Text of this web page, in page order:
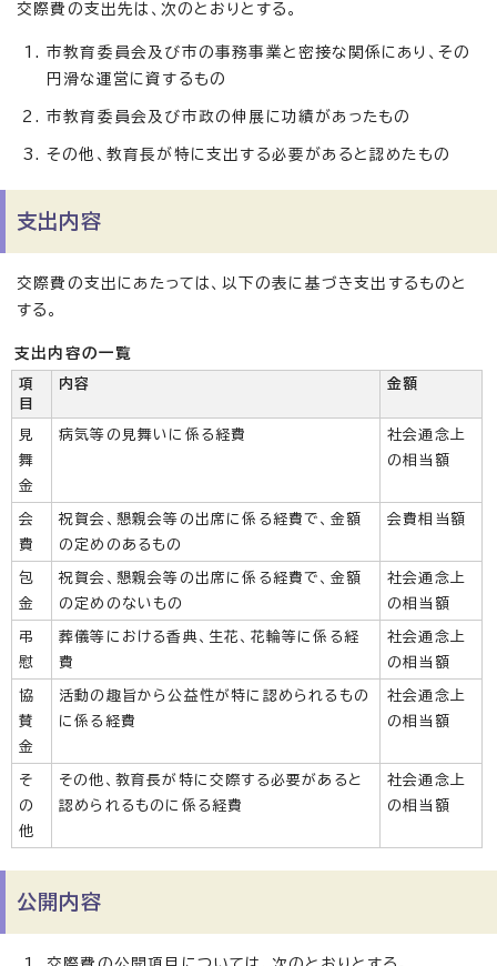
交際費の支出先は、次のとおりとする。
市教育委員会及び市の事務事業と密接な関係にあり、その
円滑な運営に資するもの
市教育委員会及び市政の伸展に功績があったもの
その他、教育長が特に支出する必要があると認めたもの
支出内容
交際費の支出にあたっては、以下の表に基づき支出するものと
する。
支出内容の一覧
項
目
内容 金額
見
舞
金
病気等の見舞いに係る経費
社会通念上
の相当額
会
費
祝賀会、懇親会等の出席に係る経費で、金額
の定めのあるもの
会費相当額
包
金
祝賀会、懇親会等の出席に係る経費で、金額
の定めのないもの
社会通念上
の相当額
弔
慰
葬儀等における香典、生花、花輪等に係る経
費
社会通念上
の相当額
協
賛
金
活動の趣旨から公益性が特に認められるもの
に係る経費
社会通念上
の相当額
そ
の
他
その他、教育長が特に交際する必要があると
認められるものに係る経費
社会通念上
の相当額
公開内容